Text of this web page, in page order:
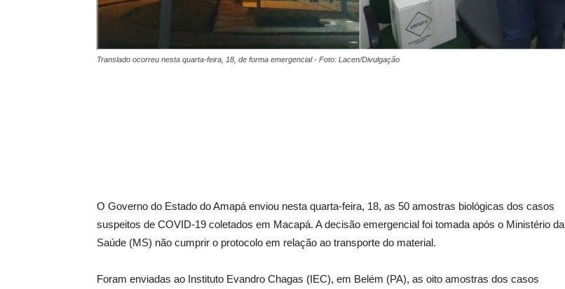
Translado ocorreu nesta quarta-feira, 18, de forma emergencial - Foto: Lacen/Divulgação
O Governo do Estado do Amapá enviou nesta quarta-feira, 18, as 50 amostras biológicas dos casos
suspeitos de COVID-19 coletados em Macapá. A decisão emergencial foi tomada após o Ministério da
Saúde (MS) não cumprir o protocolo em relação ao transporte do material.
Foram enviadas ao Instituto Evandro Chagas (IEC), em Belém (PA), as oito amostras dos casos